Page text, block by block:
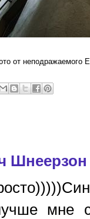
от неподражаемого
Шнеерзон
мне